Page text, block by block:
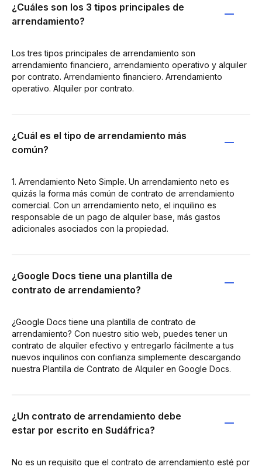
¿Cuáles son los 3 tipos principales de
arrendamiento?
Los tres tipos principales de arrendamiento son
arrendamiento financiero, arrendamiento operativo y alquiler
por contrato. Arrendamiento financiero. Arrendamiento
operativo. Alquiler por contrato.
¿Cuál es el tipo de arrendamiento más
común?
1. Arrendamiento Neto Simple. Un arrendamiento neto es
quizás la forma más común de contrato de arrendamiento
comercial. Con un arrendamiento neto, el inquilino es
responsable de un pago de alquiler base, más gastos
adicionales asociados con la propiedad.
¿Google Docs tiene una plantilla de
contrato de arrendamiento?
¿Google Docs tiene una plantilla de contrato de
arrendamiento? Con nuestro sitio web, puedes tener un
contrato de alquiler efectivo y entregarlo fácilmente a tus
nuevos inquilinos con confianza simplemente descargando
nuestra Plantilla de Contrato de Alquiler en Google Docs.
¿Un contrato de arrendamiento debe
estar por escrito en Sudáfrica?
No es un requisito que el contrato de arrendamiento esté por